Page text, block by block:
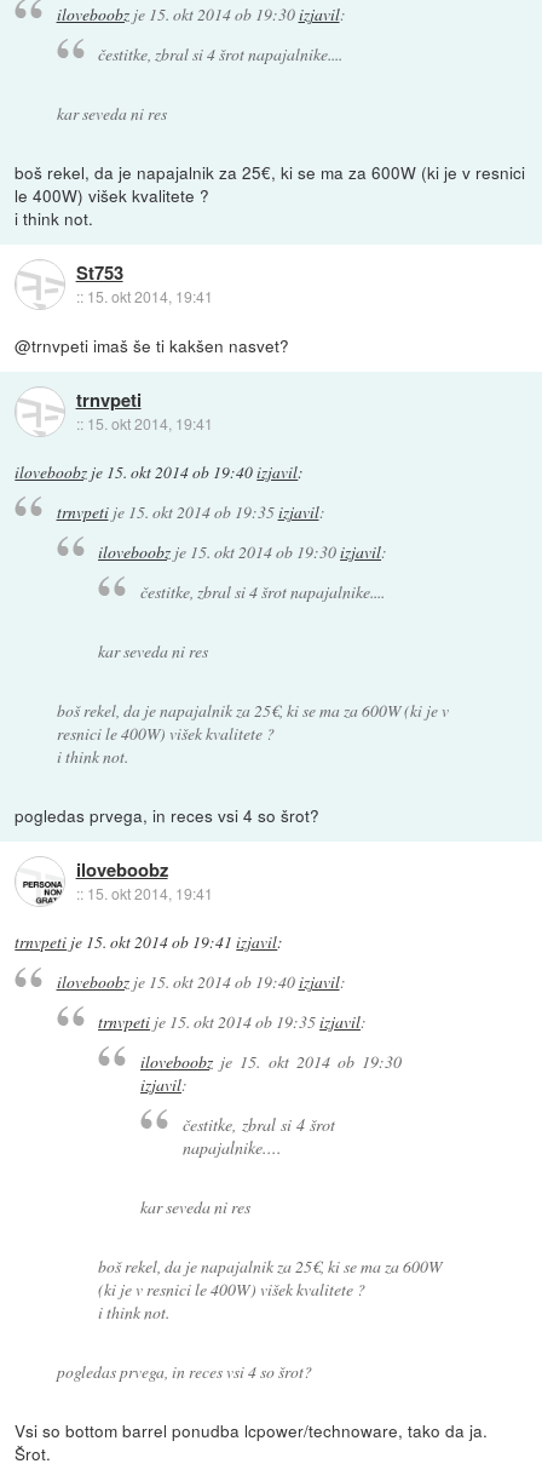
iloveboobzje 15. okt 2014 ob 19:30izjavil:
čestitke, zbral si 4 šrot napajalnike....
kar seveda ni res
boš rekel, da je napajalnik za 25€, ki se ma za 600W (ki je v resnici
le 400W) višek kvalitete ?
i think not.
St753
:: 15. okt 2014, 19:41
@trnvpeti imaš še ti kakšen nasvet?
trnvpeti
:: 15. okt 2014, 19:41
iloveboobz je 15. okt 2014 ob 19:40izjavil:
trnvpetije 15. okt 2014 ob 19:35izjavil:
iloveboobz je 15. okt 2014 ob 19:30izjavil:
čestitke, zbral si 4 šrot napajalnike....
kar seveda ni res
boš rekel, da je napajalnik za 25€, ki se ma za 600W (ki je v
resnici le 400W) višek kvalitete ?
i think not.
pogledas prvega, in reces vsi 4 so šrot?
iloveboobz
:: 15. okt 2014, 19:41
trnvpeti je 15. okt 2014 ob 19:41 izjavil:
iloveboobzje 15. okt 2014 ob 19:40izjavil:
trnvpeti je 15. okt 2014 ob 19:35izjavil:
iloveboobzje 15. okt 2014 ob 19:30
izjavil:
čestitke, zbral si 4 šrot
napajalnike....
kar seveda ni res
boš rekel, da je napajalnik za 25€, ki se ma za 600W
(ki je v resnici le 400W) višek kvalitete ?
i think not.
pogledas prvega, in reces vsi 4 so šrot?
Vsi so bottom barrel ponudba lcpower/technoware, tako da ja.
Šrot.